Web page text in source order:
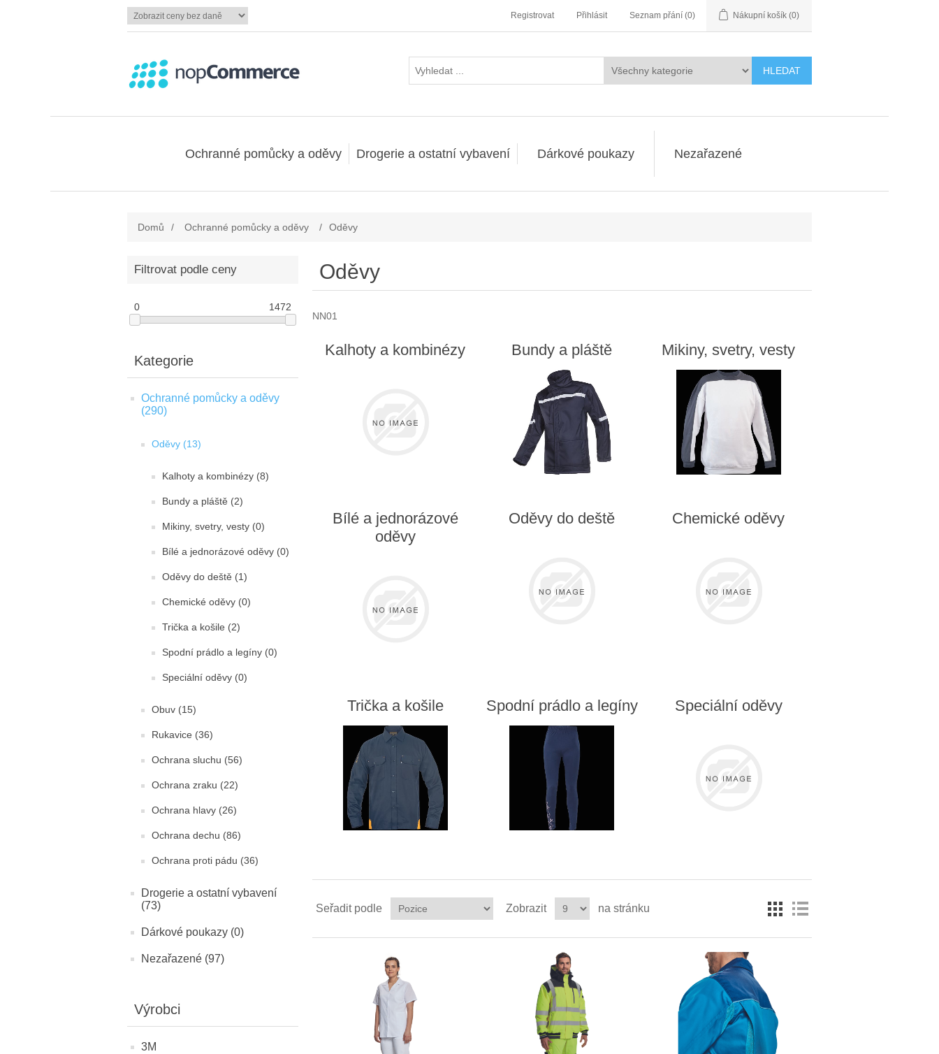
Registrovat Přihlásit Seznam přání (0) Nákupní košík (0)
HLEDAT
Ochranné pomůcky a oděvy Drogerie a ostatní vybavení Dárkové poukazy Nezařazené
Domů / Ochranné pomůcky a oděvy / Oděvy
Filtrovat podle ceny
0 1472
Kategorie
Ochranné pomůcky a oděvy
(290)
Oděvy (13)
Kalhoty a kombinézy (8)
Bundy a pláště (2)
Mikiny, svetry, vesty (0)
Bílé a jednorázové oděvy (0)
Oděvy do deště (1)
Chemické oděvy (0)
Trička a košile (2)
Spodní prádlo a legíny (0)
Speciální oděvy (0)
Obuv (15)
Rukavice (36)
Ochrana sluchu (56)
Ochrana zraku (22)
Ochrana hlavy (26)
Ochrana dechu (86)
Ochrana proti pádu (36)
Drogerie a ostatní vybavení
(73)
Dárkové poukazy (0)
Nezařazené (97)
Výrobci
3M
Oděvy
NN01
Kalhoty a kombinézy Bundy a pláště Mikiny, svetry, vesty
Bílé a jednorázové
oděvy
Oděvy do deště Chemické oděvy
Trička a košile Spodní prádlo a legíny Speciální oděvy
Seřadit podle Zobrazit na stránku